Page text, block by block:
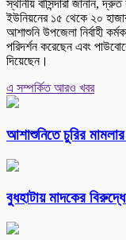
স্থানীয় বাসিন্দারা জানান,
ইউনিয়নের ১৫ থেকে ২০
আশাশুনি উপজেলা নির্বাহী
পরিদর্শন করেছেন এবং
দিয়েছেন।
এ সম্পর্কিত আরও খবর
আশাশুনিতে চুরির
বুধহাটায় মাদকের